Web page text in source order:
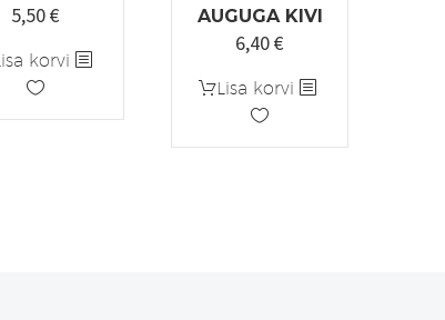
5,50€
korvi
AUGUGA KIVI
Algne
oli:
8,00 €.
6,40€
on:
Lisa korvi